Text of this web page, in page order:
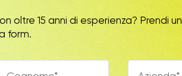
oltre 15 anni di esperienza? Prendi un
form.